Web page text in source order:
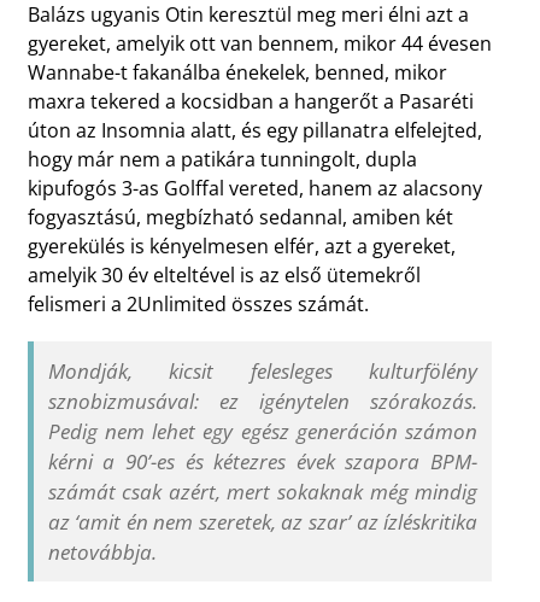
Balázs ugyanis Otin keresztül meg meri élni azt a
gyereket, amelyik ott van bennem, mikor 44 évesen
Wannabe-t fakanálba énekelek, benned, mikor
maxra tekered a kocsidban a hangerőt a Pasaréti
úton az Insomnia alatt, és egy pillanatra elfelejted,
hogy már nem a patikára tunningolt, dupla
kipufogós 3-as Golffal vereted, hanem az alacsony
fogyasztású, megbízható sedannal, amiben két
gyerekülés is kényelmesen elfér, azt a gyereket,
amelyik 30 év elteltével is az első ütemekről
felismeri a 2Unlimited összes számát.
Mondják, kicsit felesleges kulturfölény
sznobizmusával: ez igénytelen szórakozás.
Pedig nem lehet egy egész generáción számon
kérni a 90’-es és kétezres évek szapora BPM-
számát csak azért, mert sokaknak még mindig
az ‘amit én nem szeretek, az szar’ az ízléskritika
netovábbja.